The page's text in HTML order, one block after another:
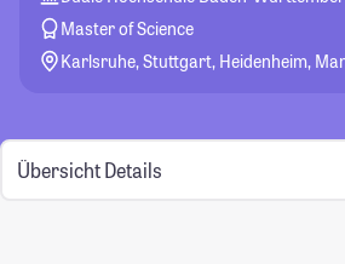
Master of Science
Karlsruhe, Stuttgart, Heidenheim,
Übersicht Details